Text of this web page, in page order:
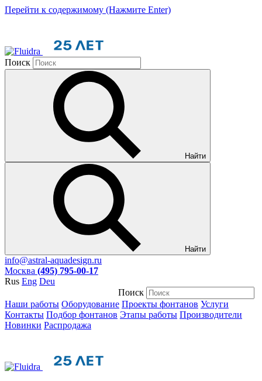
Перейти к содержимому (Нажмите Enter)
Поиск
Найти
Найти
info@astral-aquadesign.ru
Москва (495) 795-00-17
Rus Eng Deu
Поиск
Наши работы Оборудование Проекты фонтанов Услуги
Контакты Подбор фонтанов Этапы работы Производители
Новинки Распродажа